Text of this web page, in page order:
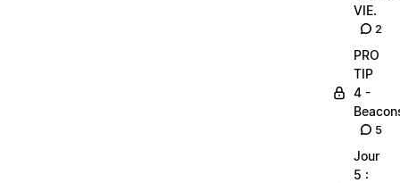
VIE.
2
PRO
TIP
4 -
5
Jour
5 :